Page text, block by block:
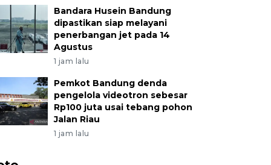
Bandara Husein Bandung
dipastikan siap melayani
penerbangan jet pada 14
Agustus
1 jam lalu
Pemkot Bandung denda
pengelola videotron sebesar
Rp100 juta usai tebang pohon
Jalan Riau
1 jam lalu